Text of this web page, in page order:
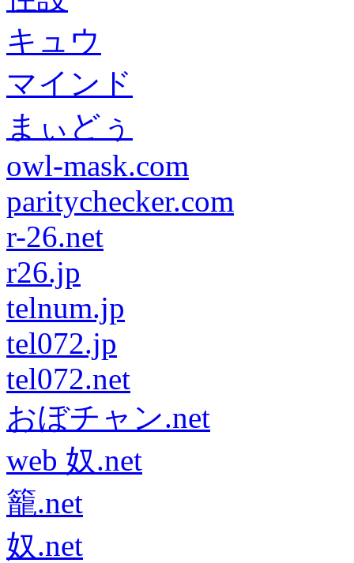
キュウ
マインド
まぃどぅ
owl-mask.com
paritychecker.com
r-26.net
r26.jp
telnum.jp
tel072.jp
tel072.net
おぼチャン.net
web 奴.net
籠.net
奴.net